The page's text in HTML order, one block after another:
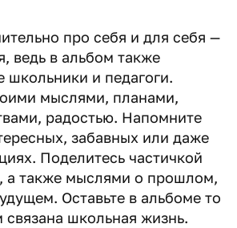
про себя и для себя —
ведь в альбом также
школьники и педагоги.
мыслями, планами,
радостью. Напомните
забавных или даже
Поделитесь частичкой
а также мыслями о прошлом,
Оставьте в альбоме то
школьная жизнь.